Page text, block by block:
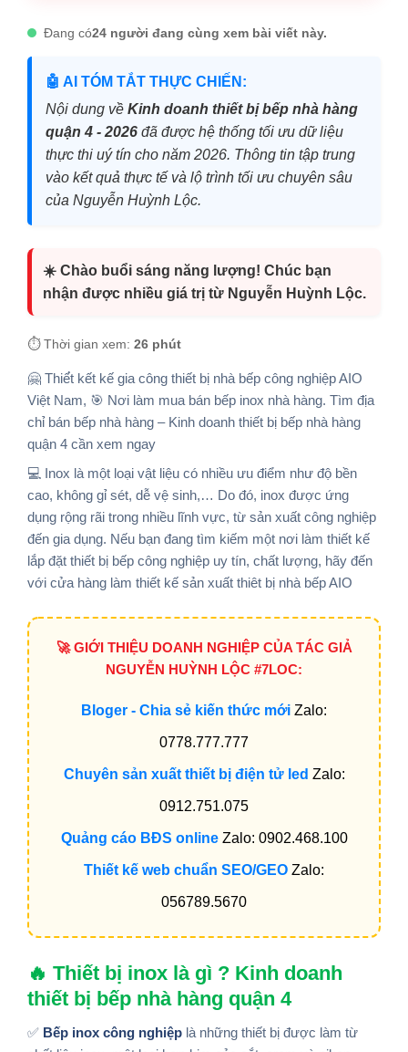
Đang có24 người đang cùng xem bài viết này.
🤖 AI TÓM TẮT THỰC CHIẾN:
Nội dung về Kinh doanh thiết bị bếp nhà hàng
quận 4 - 2026 đã được hệ thống tối ưu dữ liệu
thực thi uý tín cho năm 2026. Thông tin tập trung
vào kết quả thực tế và lộ trình tối ưu chuyên sâu
của Nguyễn Huỳnh Lộc.
☀️ Chào buổi sáng năng lượng! Chúc bạn
nhận được nhiều giá trị từ Nguyễn Huỳnh Lộc.
⏱️ Thời gian xem: 26 phút
🤗 Thiế́t kết kế gia công thiết bị nhà bếp công nghiệp AIO
Việt Nam, 🎯 Nơi làm mua bán bếp inox nhà hàng. Tìm địa
chỉ bán bếp nhà hàng – Kinh doanh thiết bị bếp nhà hàng
quận 4 cần xem ngay
💻 Inox là một loại vật liệu có nhiều ưu điểm như độ bền
cao, không gỉ sét, dễ vệ sinh,… Do đó, inox được ứng
dụng rộng rãi trong nhiều lĩnh vực, từ sản xuất công nghiệp
đến gia dụng. Nếu bạn đang tìm kiếm một nơi làm thiết kế
lắp đặt thiết bị bếp công nghiệp uy tín, chất lượng, hãy đến
với cửa hàng làm thiết kế sản xuất thiêt bị nhà bếp AIO
🚀 GIỚI THIỆU DOANH NGHIỆP CỦA TÁC GIẢ
NGUYỄN HUỲNH LỘC #7LOC:
Bloger - Chia sẻ kiến thức mới Zalo:
0778.777.777
Chuyên sản xuất thiết bị điện tử led Zalo:
0912.751.075
Quảng cáo BĐS onlineZalo: 0902.468.100
Thiết kế web chuẩn SEO/GEO Zalo:
056789.5670
🔥 Thiết bị inox là gì ? Kinh doanh
thiết bị bếp nhà hàng quận 4
✅ Bếp inox công nghiệp là những thiết bị được làm từ